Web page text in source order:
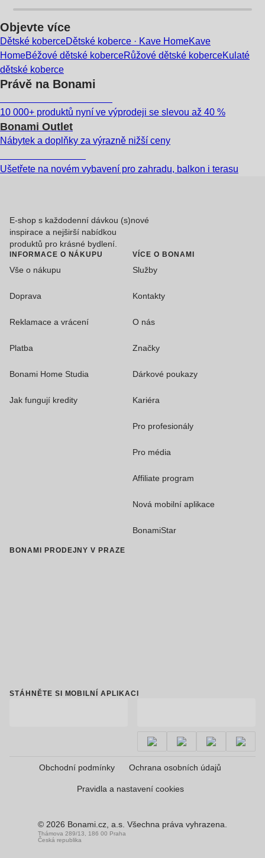
Objevte více
Dětské koberceDětské koberce · Kave HomeKave
HomeBéžové dětské koberceRůžové dětské koberceKulaté
dětské koberce
Právě na Bonami
10 000+ produktů nyní ve výprodeji se slevou až 40 %
Bonami Outlet
Nábytek a doplňky za výrazně nižší ceny
Ušetřete na novém vybavení pro zahradu, balkon i terasu
E-shop s každodenní dávkou (s)nové
inspirace a nejširší nabídkou
produktů pro krásné bydlení.
INFORMACE O NÁKUPU
Vše o nákupu
Doprava
Reklamace a vrácení
Platba
Bonami Home Studia
Jak fungují kredity
VÍCE O BONAMI
Služby
Kontakty
O nás
Značky
Dárkové poukazy
Kariéra
Pro profesionály
Pro média
Affiliate program
Nová mobilní aplikace
BonamiStar
BONAMI PRODEJNY V PRAZE
STÁHNĚTE SI MOBILNÍ APLIKACI
Obchodní podmínky Ochrana osobních údajů
Pravidla a nastavení cookies
© 2026 Bonami.cz, a.s. Všechna práva vyhrazena.
Thámova 289/13, 186 00 Praha
Česká republika